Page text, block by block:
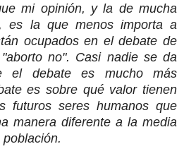
mi opinión, y la de mucha
es la que menos importa a
ocupados en el debate de
no". Casi nadie se da
el debate es mucho más
es sobre qué valor tienen
futuros seres humanos que
manera diferente a la media